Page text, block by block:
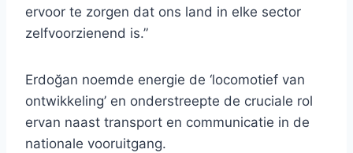
ervoor te zorgen dat ons land in elke sector
zelfvoorzienend is.”
Erdoğan noemde energie de ‘locomotief van
ontwikkeling’ en onderstreepte de cruciale rol
ervan naast transport en communicatie in de
nationale vooruitgang.